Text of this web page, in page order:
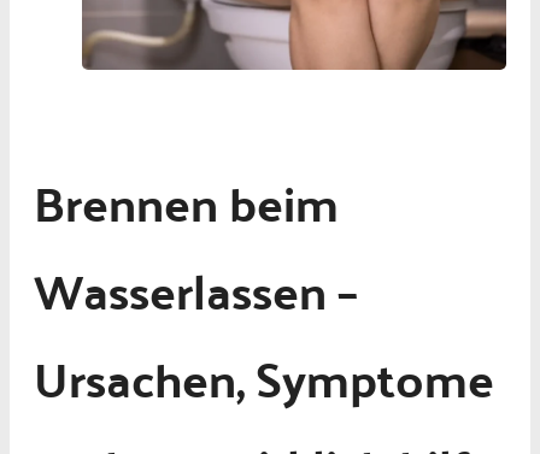
Brennen beim
Wasserlassen –
Ursachen, Symptome